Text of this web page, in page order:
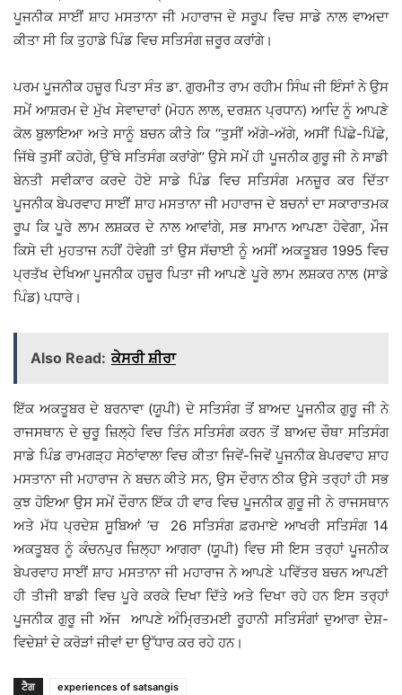
ਪੂਜਨੀਕ ਸਾਈਂ ਸ਼ਾਹ ਮਸਤਾਨਾ ਜੀ ਮਹਾਰਾਜ ਦੇ ਸਰੂਪ ਵਿਚ ਸਾਡੇ ਨਾਲ ਵਾਅਦਾ
ਕੀਤਾ ਸੀ ਕਿ ਤੁਹਾਡੇ ਪਿੰਡ ਵਿਚ ਸਤਿਸੰਗ ਜ਼ਰੂਰ ਕਰਾਂਗੇ।
ਪਰਮ ਪੂਜਨੀਕ ਹਜ਼ੂਰ ਪਿਤਾ ਸੰਤ ਡਾ. ਗੁਰਮੀਤ ਰਾਮ ਰਹੀਮ ਸਿੰਘ ਜੀ ਇੰਸਾਂ ਨੇ ਉਸ
ਸਮੇਂ ਆਸ਼ਰਮ ਦੇ ਮੁੱਖ ਸੇਵਾਦਾਰਾਂ (ਮੋਹਨ ਲਾਲ, ਦਰਸ਼ਨ ਪ੍ਰਧਾਨ) ਆਦਿ ਨੂੰ ਆਪਣੇ
ਕੋਲ ਬੁਲਾਇਆ ਅਤੇ ਸਾਨੂੰ ਬਚਨ ਕੀਤੇ ਕਿ ‘‘ਤੁਸੀਂ ਅੱਗੇ-ਅੱਗੇ, ਅਸੀਂ ਪਿੱਛੇ-ਪਿੱਛੇ,
ਜਿੱਥੇ ਤੁਸੀਂ ਕਹੋਗੇ, ਉੱਥੇ ਸਤਿਸੰਗ ਕਰਾਂਗੇ’’ ਉਸੇ ਸਮੇਂ ਹੀ ਪੂਜਨੀਕ ਗੁਰੂ ਜੀ ਨੇ ਸਾਡੀ
ਬੇਨਤੀ ਸਵੀਕਾਰ ਕਰਦੇ ਹੋਏ ਸਾਡੇ ਪਿੰਡ ਵਿਚ ਸਤਿਸੰਗ ਮਨਜ਼ੂਰ ਕਰ ਦਿੱਤਾ
ਪੂਜਨੀਕ ਬੇਪਰਵਾਹ ਸਾਈਂ ਸ਼ਾਹ ਮਸਤਾਨਾ ਜੀ ਮਹਾਰਾਜ ਦੇ ਬਚਨਾਂ ਦਾ ਸਕਾਰਾਤਮਕ
ਰੂਪ ਕਿ ਪੂਰੇ ਲਾਮ ਲਸ਼ਕਰ ਦੇ ਨਾਲ ਆਵਾਂਗੇ, ਸਭ ਸਾਮਾਨ ਆਪਣਾ ਹੋਵੇਗਾ, ਮੌਜ
ਕਿਸੇ ਦੀ ਮੁਹਤਾਜ ਨਹੀਂ ਹੋਵੇਗੀ ਤਾਂ ਉਸ ਸੱਚਾਈ ਨੂੰ ਅਸੀਂ ਅਕਤੂਬਰ 1995 ਵਿਚ
ਪ੍ਰਤੱਖ ਦੇਖਿਆ ਪੂਜਨੀਕ ਹਜ਼ੂਰ ਪਿਤਾ ਜੀ ਆਪਣੇ ਪੂਰੇ ਲਾਮ ਲਸ਼ਕਰ ਨਾਲ (ਸਾਡੇ
ਪਿੰਡ) ਪਧਾਰੇ।
Also Read: ਕੇਸਰੀ ਸ਼ੀਰਾ
ਇੱਕ ਅਕਤੂਬਰ ਦੇ ਬਰਨਾਵਾ (ਯੂਪੀ) ਦੇ ਸਤਿਸੰਗ ਤੋਂ ਬਾਅਦ ਪੂਜਨੀਕ ਗੁਰੂ ਜੀ ਨੇ
ਰਾਜਸਥਾਨ ਦੇ ਚੁਰੂ ਜ਼ਿਲ੍ਹੇ ਵਿਚ ਤਿੰਨ ਸਤਿਸੰਗ ਕਰਨ ਤੋਂ ਬਾਅਦ ਚੌਥਾ ਸਤਿਸੰਗ
ਸਾਡੇ ਪਿੰਡ ਰਾਮਗੜ੍ਹ ਸੇਠਾਂਵਾਲਾ ਵਿਚ ਕੀਤਾ ਜਿਵੇਂ-ਜਿਵੇਂ ਪੂਜਨੀਕ ਬੇਪਰਵਾਹ ਸ਼ਾਹ
ਮਸਤਾਨਾ ਜੀ ਮਹਾਰਾਜ ਨੇ ਬਚਨ ਕੀਤੇ ਸਨ, ਉਸ ਦੌਰਾਨ ਠੀਕ ਉਸੇ ਤਰ੍ਹਾਂ ਹੀ ਸਭ
ਕੁਝ ਹੋਇਆ ਉਸ ਸਮੇਂ ਦੌਰਾਨ ਇੱਕ ਹੀ ਵਾਰ ਵਿਚ ਪੂਜਨੀਕ ਗੁਰੂ ਜੀ ਨੇ ਰਾਜਸਥਾਨ
ਅਤੇ ਮੱਧ ਪ੍ਰਦੇਸ਼ ਸੂਬਿਆਂ ’ਚ 26 ਸਤਿਸੰਗ ਫ਼ਰਮਾਏ ਆਖਰੀ ਸਤਿਸੰਗ 14
ਅਕਤੂਬਰ ਨੂੰ ਕੰਚਨਪੁਰ ਜ਼ਿਲ੍ਹਾ ਆਗਰਾ (ਯੂਪੀ) ਵਿਚ ਸੀ ਇਸ ਤਰ੍ਹਾਂ ਪੂਜਨੀਕ
ਬੇਪਰਵਾਹ ਸਾਈਂ ਸ਼ਾਹ ਮਸਤਾਨਾ ਜੀ ਮਹਾਰਾਜ ਨੇ ਆਪਣੇ ਪਵਿੱਤਰ ਬਚਨ ਆਪਣੀ
ਹੀ ਤੀਜੀ ਬਾਡੀ ਵਿਚ ਪੂਰੇ ਕਰਕੇ ਦਿਖਾ ਦਿੱਤੇ ਅਤੇ ਦਿਖਾ ਰਹੇ ਹਨ ਇਸ ਤਰ੍ਹਾਂ
ਪੂਜਨੀਕ ਗੁਰੂ ਜੀ ਅੱਜ ਆਪਣੇ ਅੰਮ੍ਰਿਤਮਈ ਰੂਹਾਨੀ ਸਤਿਸੰਗਾਂ ਦੁਆਰਾ ਦੇਸ਼-
ਵਿਦੇਸ਼ਾਂ ਦੇ ਕਰੋੜਾਂ ਜੀਵਾਂ ਦਾ ਉੱਧਾਰ ਕਰ ਰਹੇ ਹਨ।
ਟੈਗ experiences of satsangis